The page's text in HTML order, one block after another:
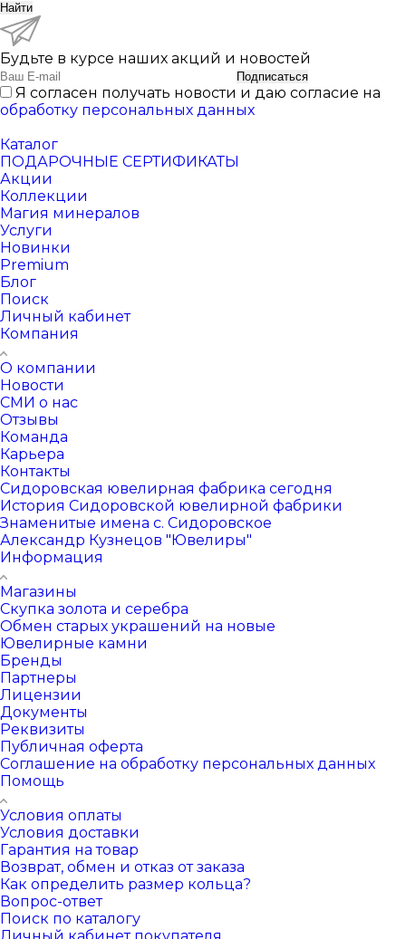
Найти
Будьте в курсе наших акций и новостей
Подписаться
Я согласен получать новости и даю согласие на
обработку персональных данных
Каталог
ПОДАРОЧНЫЕ СЕРТИФИКАТЫ
Акции
Коллекции
Магия минералов
Услуги
Новинки
Premium
Блог
Поиск
Личный кабинет
Компания
О компании
Новости
СМИ о нас
Отзывы
Команда
Карьера
Контакты
Сидоровская ювелирная фабрика сегодня
История Сидоровской ювелирной фабрики
Знаменитые имена с. Сидоровское
Александр Кузнецов "Ювелиры"
Информация
Магазины
Скупка золота и серебра
Обмен старых украшений на новые
Ювелирные камни
Бренды
Партнеры
Лицензии
Документы
Реквизиты
Публичная оферта
Соглашение на обработку персональных данных
Помощь
Условия оплаты
Условия доставки
Гарантия на товар
Возврат, обмен и отказ от заказа
Как определить размер кольца?
Вопрос-ответ
Поиск по каталогу